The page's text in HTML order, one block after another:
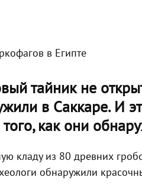
в Египте
тайник не
в Саккаре. И
как они
кладу из 80 древних
обнаружили